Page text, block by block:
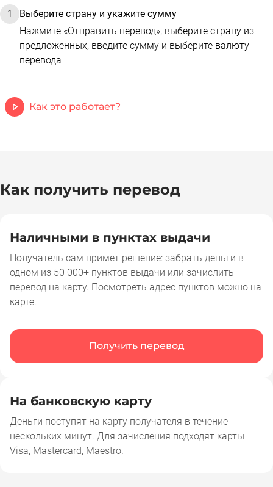
1
Выберите страну и укажите сумму
Нажмите «Отправить перевод», выберите страну из
предложенных, введите сумму и выберите валюту
перевода
Как это работает?
Как получить перевод
Наличными в пунктах выдачи
Получатель сам примет решение: забрать деньги в
одном из 50 000+ пунктов выдачи или зачислить
перевод на карту. Посмотреть адрес пунктов можно на
карте.
Получить перевод
На банковскую карту
Деньги поступят на карту получателя в течение
нескольких минут. Для зачисления подходят карты
Visa, Mastercard, Maestro.